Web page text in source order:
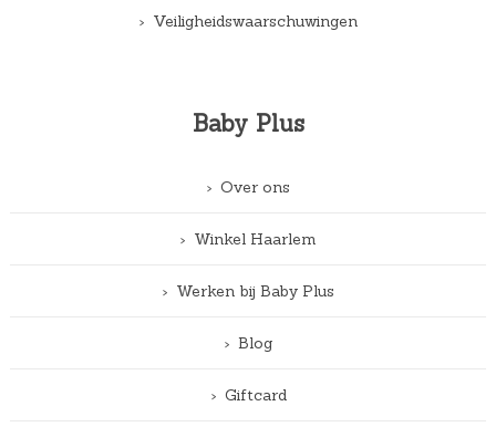
Veiligheidswaarschuwingen
Baby Plus
Over ons
Winkel Haarlem
Werken bij Baby Plus
Blog
Giftcard